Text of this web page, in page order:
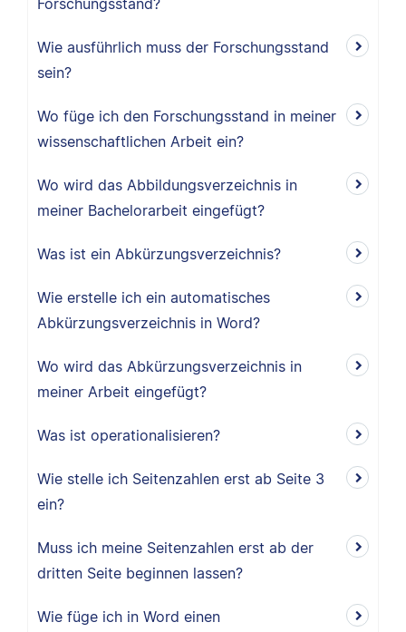
Forschungsstand?
Wie ausführlich muss der Forschungsstand
sein?
Wo füge ich den Forschungsstand in meiner
wissenschaftlichen Arbeit ein?
Wo wird das Abbildungsverzeichnis in
meiner Bachelorarbeit eingefügt?
Was ist ein Abkürzungsverzeichnis?
Wie erstelle ich ein automatisches
Abkürzungsverzeichnis in Word?
Wo wird das Abkürzungsverzeichnis in
meiner Arbeit eingefügt?
Was ist operationalisieren?
Wie stelle ich Seitenzahlen erst ab Seite 3
ein?
Muss ich meine Seitenzahlen erst ab der
dritten Seite beginnen lassen?
Wie füge ich in Word einen